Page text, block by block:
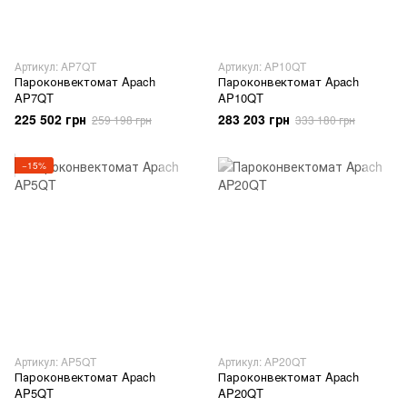
Артикул: AP7QT
Пароконвектомат Apach
AP7QT
225 502 грн 259 198 грн
Артикул: AP10QT
Пароконвектомат Apach
AP10QT
283 203 грн 333 180 грн
−15%
Артикул: AP5QT
Пароконвектомат Apach
AP5QT
Артикул: AP20QT
Пароконвектомат Apach
AP20QT